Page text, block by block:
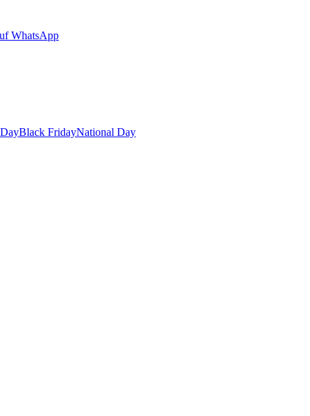
WhatsApp
Black FridayNational Day